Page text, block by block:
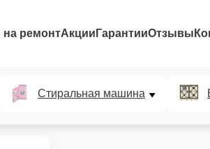
ремонтАкции ГарантииОтзывы
Стиральная машина